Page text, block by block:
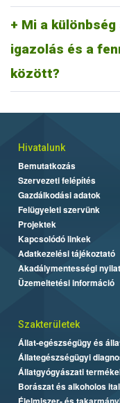
Mi a
igazolás és a
között?
A fentiek alapján
biomassza igazolás
más tagállami
dokumentum is.
Hivatalunk
Bemutatkozás
Szervezeti felépítés
Gazdálkodási adatok
Felügyeleti szervünk
Projektek
Kapcsolódó linkek
Adatkezelési tájékoztató
Akadálymentességi
Üzemeltetési információ
Szakterületek
Állat-egészségügy és
Állategészségügyi
Állatgyógyászati
Borászat és alkoholos